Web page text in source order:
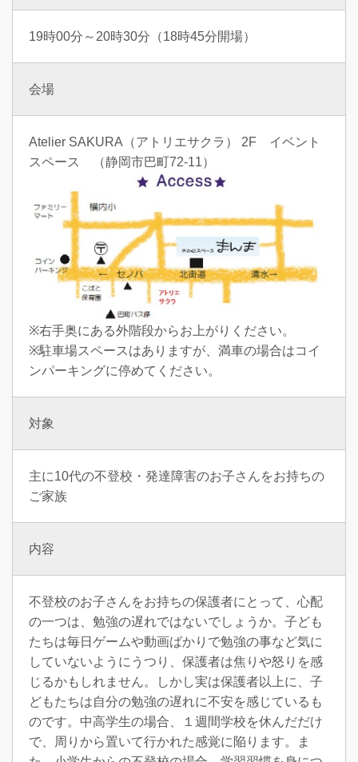
19時00分～20時30分（18時45分開場）
会場
Atelier SAKURA（アトリエサクラ） 2F イベント
スペース （静岡市巴町72-11）
※右手奥にある外階段からお上がりください。
※駐車場スペースはありますが、満車の場合はコイ
ンパーキングに停めてください。
対象
主に10代の不登校・発達障害のお子さんをお持ちの
ご家族
内容
不登校のお子さんをお持ちの保護者にとって、心配
の一つは、勉強の遅れではないでしょうか。子ども
たちは毎日ゲームや動画ばかりで勉強の事など気に
していないようにうつり、保護者は焦りや怒りを感
じるかもしれません。しかし実は保護者以上に、子
どもたちは自分の勉強の遅れに不安を感じているも
のです。中高学生の場合、１週間学校を休んだだけ
で、周りから置いて行かれた感覚に陥ります。ま